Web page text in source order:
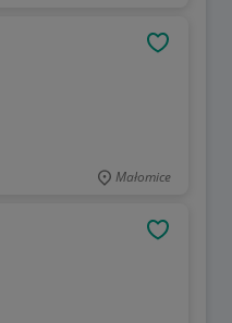
Małomice